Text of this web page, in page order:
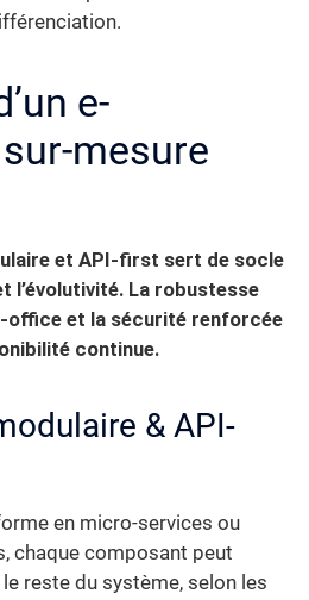
e-
mesure
et API-first sert de socle
l’évolutivité. La robustesse
office et la sécurité renforcée
continue.
& API-
en micro-services ou
chaque composant peut
reste du système, selon les